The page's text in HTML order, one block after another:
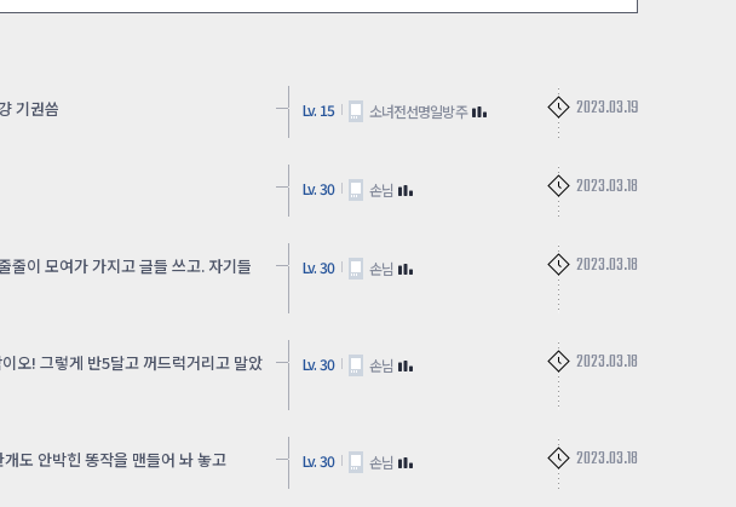
기권씀 Lv. 15 소녀전선명일방주 2023.03.19
Lv. 30 손님 2023.03.18
줄이 모여가 가지고 글들 쓰고. 자기들
Lv. 30 손님 2023.03.18
오! 그렇게 반5달고 꺼드럭거리고 말았
Lv. 30 손님 2023.03.18
도 안박힌 똥작을 맨들어 놔 놓고 Lv. 30 손님 2023.03.18